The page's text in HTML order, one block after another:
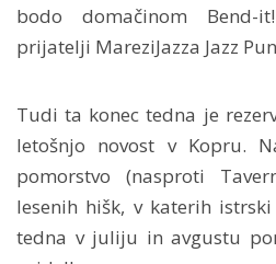
bodo domačinom
prijatelji MareziJazza Jazz
Tudi ta konec tedna je
letošnjo novost v Kopru.
pomorstvo (nasproti
lesenih hišk, v katerih
tedna v juliju in avgustu